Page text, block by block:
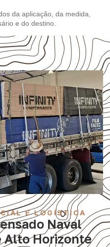
da aplicação, da medida,
e do destino.
E LOGÍSTICA
Naval
Alto Horizonte